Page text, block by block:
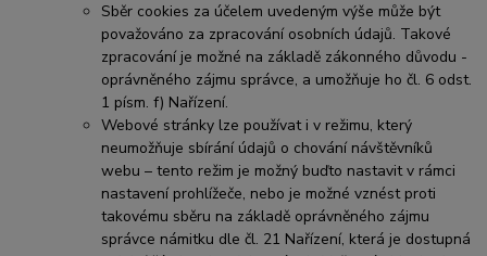
Sběr cookies za účelem uvedeným výše může být
považováno za zpracování osobních údajů. Takové
zpracování je možné na základě zákonného důvodu -
oprávněného zájmu správce, a umožňuje ho čl. 6 odst.
1 písm. f) Nařízení.
Webové stránky lze používat i v režimu, který
neumožňuje sbírání údajů o chování návštěvníků
webu – tento režim je možný buďto nastavit v rámci
nastavení prohlížeče, nebo je možné vznést proti
takovému sběru na základě oprávněného zájmu
správce námitku dle čl. 21 Nařízení, která je dostupná